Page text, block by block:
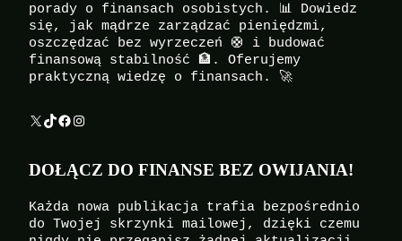
porady o finansach osobistych. 📊 Dowiedz
się, jak mądrze zarządzać pieniędzmi,
oszczędzać bez wyrzeczeń 🛟 i budować
finansową stabilność 🏦. Oferujemy
praktyczną wiedzę o finansach. 🚀
X TikTok Facebook Instagram
DOŁĄCZ DO FINANSE BEZ OWIJANIA!
Każda nowa publikacja trafia bezpośrednio
do Twojej skrzynki mailowej, dzięki czemu